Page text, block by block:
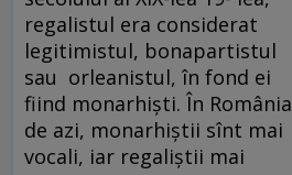
regalistul era considerat
legitimistul, bonapartistul
sau orleanistul, în fond ei
fiind monarhişti. În România
de azi, monarhiştii sînt mai
vocali, iar regaliştii mai